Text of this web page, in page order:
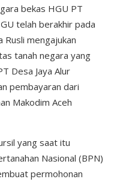
bekas HGU PT
telah berakhir pada
mengajukan
tanah negara yang
Desa Jaya Alur
pembayaran dari
Makodim Aceh
yang saat itu
Nasional (BPN)
permohonan